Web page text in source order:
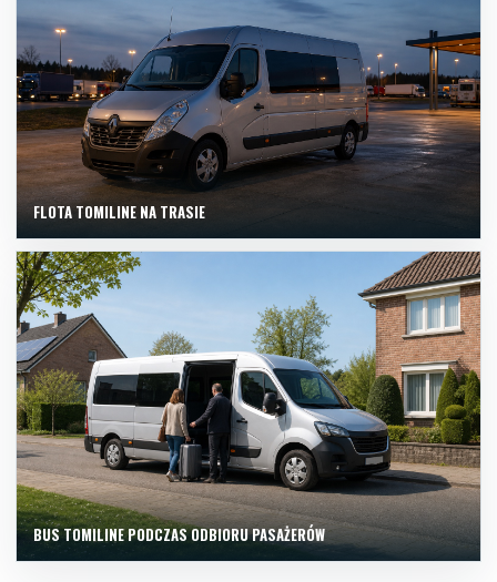
FLOTA TOMILINE NA TRASIE
BUS TOMILINE PODCZAS ODBIORU PASAŻERÓW